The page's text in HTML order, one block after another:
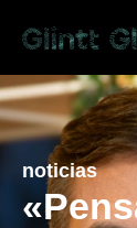
noticias